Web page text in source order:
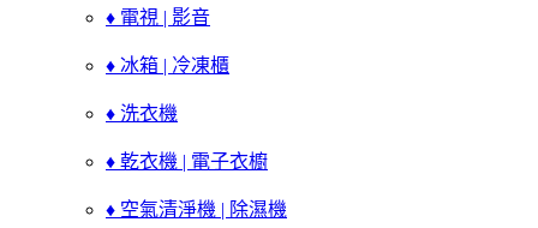
♦ 電視 | 影音
♦ 冰箱 | 冷凍櫃
♦ 洗衣機
♦ 乾衣機 | 電子衣櫥
♦ 空氣清淨機 | 除濕機